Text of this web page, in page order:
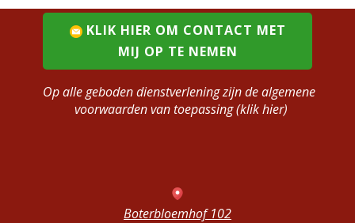
KLIK HIER OM CONTACT MET
MIJ OP TE NEMEN
Op alle geboden dienstverlening zijn de algemene
voorwaarden van toepassing (klik hier)
Boterbloemhof 102